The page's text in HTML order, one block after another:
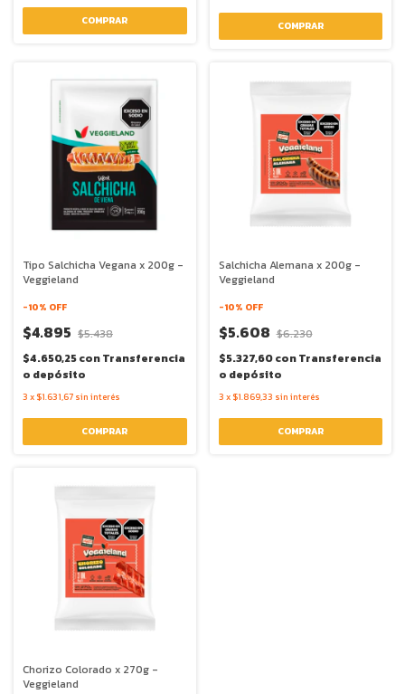
Tipo Salchicha Vegana x 200g -
Veggieland
-10% OFF
$4.895 $5.438
$4.650,25conTransferencia
o depósito
3 x $1.631,67 sin interés
Salchicha Alemana x 200g -
Veggieland
-10% OFF
$5.608 $6.230
$5.327,60conTransferencia
o depósito
3 x $1.869,33 sin interés
Chorizo Colorado x 270g -
Veggieland